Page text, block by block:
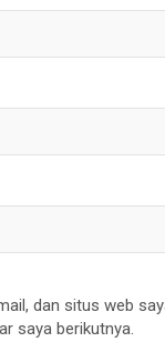
dan situs web
saya berikutnya.